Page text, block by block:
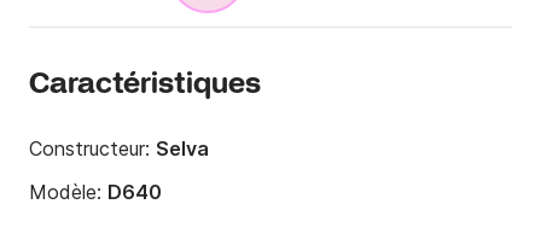
Caractéristiques
Constructeur: Selva
Modèle: D640